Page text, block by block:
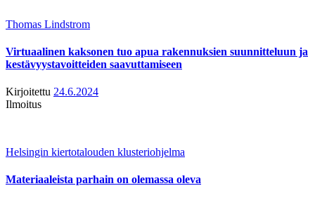
Thomas Lindstrom
Virtuaalinen kaksonen tuo apua rakennuksien suunnitteluun ja
kestävyystavoitteiden saavuttamiseen
Kirjoitettu 24.6.2024
Ilmoitus
Helsingin kiertotalouden klusteriohjelma
Materiaaleista parhain on olemassa oleva